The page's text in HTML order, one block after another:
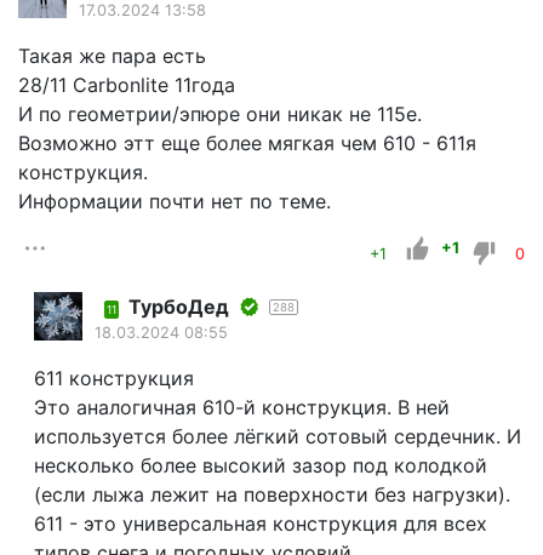
17.03.2024 13:58
Такая же пара есть
28/11 Carbonlite 11года
И по геометрии/эпюре они никак не 115е.
Возможно этт еще более мягкая чем 610 - 611я
конструкция.
Информации почти нет по теме.
+1 +1 0
11 ТурбоДед 288
18.03.2024 08:55
611 конструкция
Это аналогичная 610-й конструкция. В ней
используется более лёгкий сотовый сердечник. И
несколько более высокий зазор под колодкой
(если лыжа лежит на поверхности без нагрузки).
611 - это универсальная конструкция для всех